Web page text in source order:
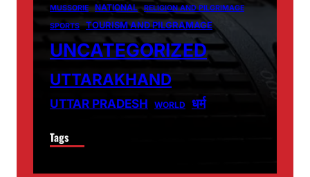
MUSSORIE NATIONAL
RELIGION AND PILGRIMAGE
SPORTS
TOURISM AND PILGRAMAGE
UNCATEGORIZED
UTTARAKHAND
UTTAR PRADESH WORLD धर्म
Tags